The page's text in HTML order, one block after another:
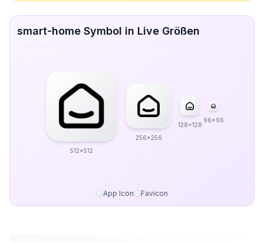
smart-home Symbol in Live Größen
512x512
256x256
128x128
96x96
App Icon Favicon